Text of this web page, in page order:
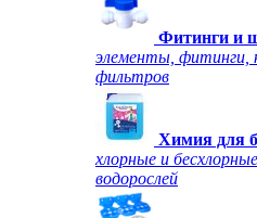
Фитинги и
элементы, фитинги,
фильтров
Химия для
хлорные и
водорослей